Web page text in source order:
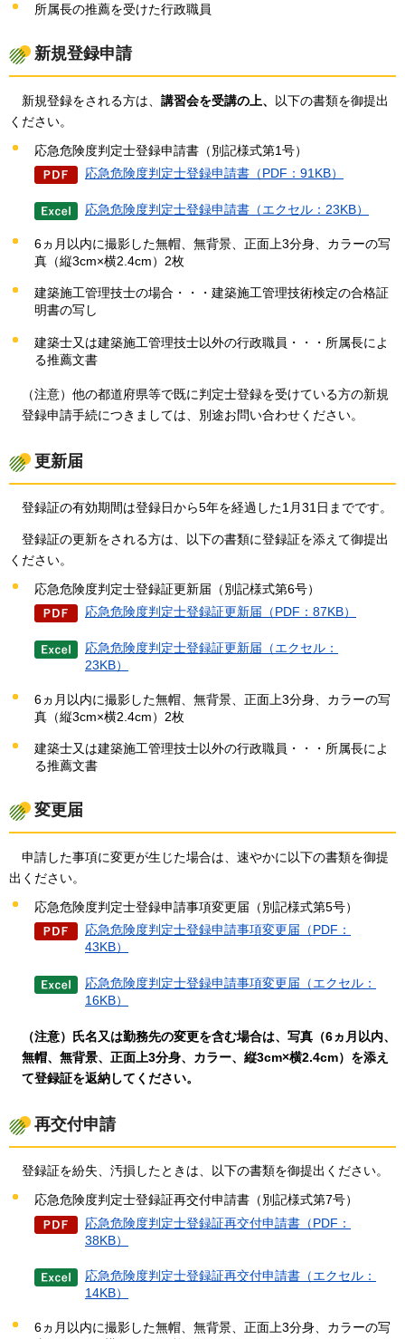
所属長の推薦を受けた行政職員
新規登録申請
新規登録をされる方は、 講習会を受講の上、
以下の書類を御提出
ください。
応急危険度判定士登録申請書（別記様式第1号）
応急危険度判定士登録申請書（PDF：91KB）
応急危険度判定士登録申請書（エクセル：23KB）
6ヵ月以内に撮影した無帽、無背景、正面上3分身、カラーの写
真（縦3cm×横2.4cm）2枚
建築施工管理技士の場合・・・建築施工管理技術検定の合格証
明書の写し
建築士又は建築施工管理技士以外の行政職員・・・所属長によ
る推薦文書
（注意）他の都道府県等で既に判定士登録を受けている方の新規
登録申請手続につきましては、別途お問い合わせください。
更新届
登録証の有効期間は登録日から5年を経過した1月31日までです。
登録証の更新をされる方は、以下の書類に登録証を添えて御提出
ください。
応急危険度判定士登録証更新届（別記様式第6号）
応急危険度判定士登録証更新届（PDF：87KB）
応急危険度判定士登録証更新届（エクセル：
23KB）
6ヵ月以内に撮影した無帽、無背景、正面上3分身、カラーの写
真（縦3cm×横2.4cm）2枚
建築士又は建築施工管理技士以外の行政職員・・・所属長によ
る推薦文書
変更届
申請した事項に変更が生じた場合は、速やかに以下の書類を御提
出ください。
応急危険度判定士登録申請事項変更届（別記様式第5号）
応急危険度判定士登録申請事項変更届（PDF：
43KB）
応急危険度判定士登録申請事項変更届（エクセル：
16KB）
（注意）氏名又は勤務先の変更を含む場合は、写真（6ヵ月以内、
無帽、無背景、正面上3分身、カラー、縦3cm×横2.4cm） を添え
て登録証を返納してください。
再交付申請
登録証を紛失、汚損したときは、以下の書類を御提出ください。
応急危険度判定士登録証再交付申請書（別記様式第7号）
応急危険度判定士登録証再交付申請書（PDF：
38KB）
応急危険度判定士登録証再交付申請書（エクセル：
14KB）
6ヵ月以内に撮影した無帽、無背景、正面上3分身、カラーの写